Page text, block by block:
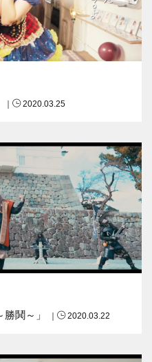
2020.03.25
勝鬨～」
2020.03.22